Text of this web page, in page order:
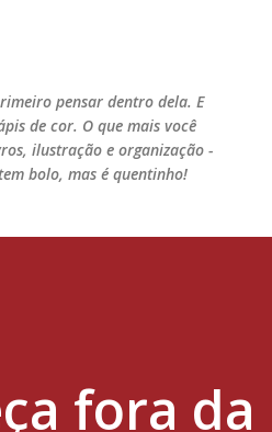
pensar dentro dela. E
de cor. O que mais você
ilustração e organização -
bolo, mas é quentinho!
fora da